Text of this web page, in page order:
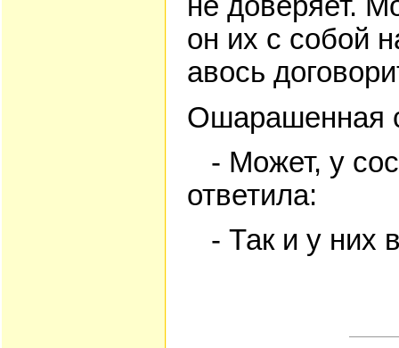
не доверяет.
он их с собой
авось
Ошарашенная
- Может, у
ответила:
- Так и у них